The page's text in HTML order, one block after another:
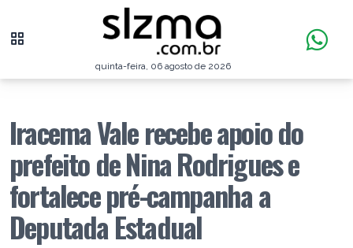
quinta-feira, 06 agosto de 2026
Iracema Vale recebe apoio do
prefeito de Nina Rodrigues e
fortalece pré-campanha a
Deputada Estadual